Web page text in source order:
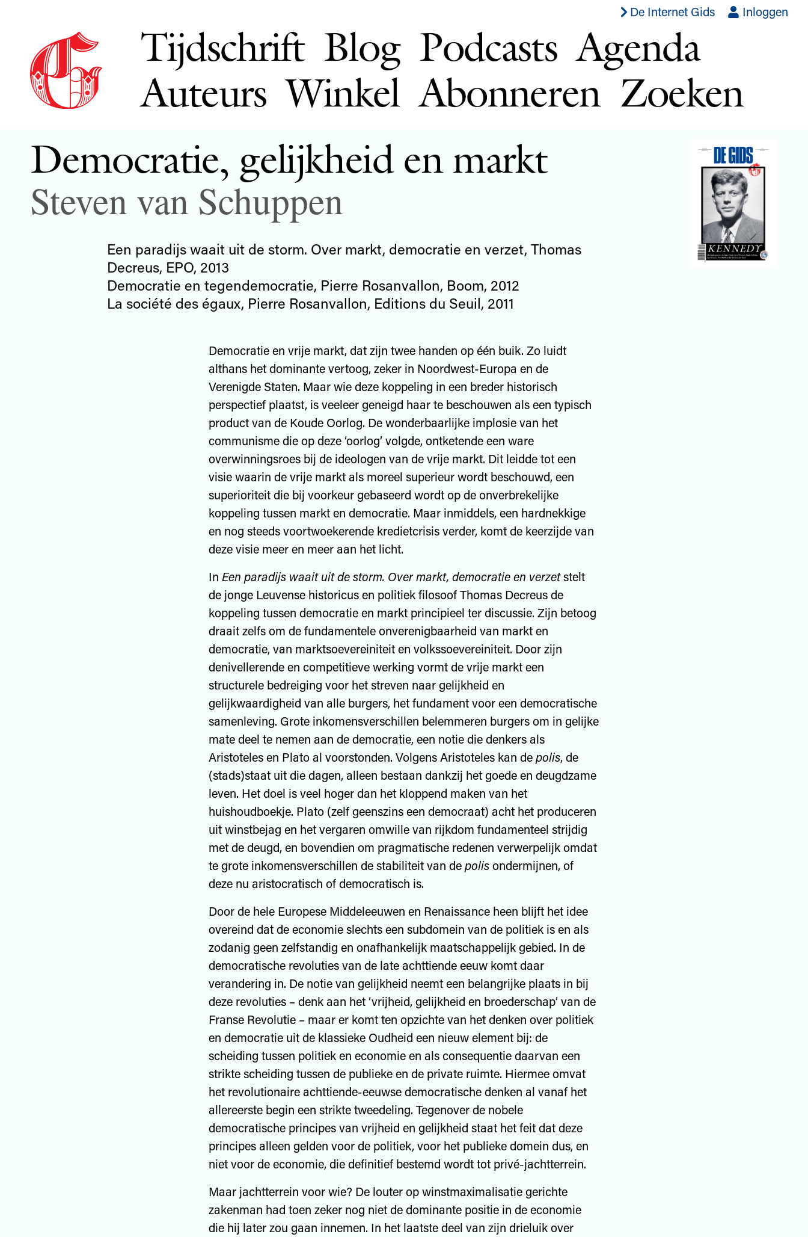
De Internet Gids Inloggen
Tijdschrift Blog Podcasts Agenda
Auteurs Winkel Abonneren Zoeken
Democratie, gelijkheid en markt
Steven van Schuppen
Een paradijs waait uit de storm. Over markt, democratie en verzet, Thomas
Decreus, EPO, 2013
Democratie en tegendemocratie, Pierre Rosanvallon, Boom, 2012
La société des égaux, Pierre Rosanvallon, Editions du Seuil, 2011
Democratie en vrije markt, dat zijn twee handen op één buik. Zo luidt
althans het dominante vertoog, zeker in Noordwest-Europa en de
Verenigde Staten. Maar wie deze koppeling in een breder historisch
perspectief plaatst, is veeleer geneigd haar te beschouwen als een typisch
product van de Koude Oorlog. De wonderbaarlijke implosie van het
communisme die op deze ‘oorlog’ volgde, ontketende een ware
overwinningsroes bij de ideologen van de vrije markt. Dit leidde tot een
visie waarin de vrije markt als moreel superieur wordt beschouwd, een
superioriteit die bij voorkeur gebaseerd wordt op de onverbrekelijke
koppeling tussen markt en democratie. Maar inmiddels, een hardnekkige
en nog steeds voortwoekerende kredietcrisis verder, komt de keerzijde van
deze visie meer en meer aan het licht.
In Een paradijs waait uit de storm. Over markt, democratie en verzetstelt
de jonge Leuvense historicus en politiek filosoof Thomas Decreus de
koppeling tussen democratie en markt principieel ter discussie. Zijn betoog
draait zelfs om de fundamentele onverenigbaarheid van markt en
democratie, van marktsoevereiniteit en volkssoevereiniteit. Door zijn
denivellerende en competitieve werking vormt de vrije markt een
structurele bedreiging voor het streven naar gelijkheid en
gelijkwaardigheid van alle burgers, het fundament voor een democratische
samenleving. Grote inkomensverschillen belemmeren burgers om in gelijke
mate deel te nemen aan de democratie, een notie die denkers als
Aristoteles en Plato al voorstonden. Volgens Aristoteles kan depolis, de
(stads)staat uit die dagen, alleen bestaan dankzij het goede en deugdzame
leven. Het doel is veel hoger dan het kloppend maken van het
huishoudboekje. Plato (zelf geenszins een democraat) acht het produceren
uit winstbejag en het vergaren omwille van rijkdom fundamenteel strijdig
met de deugd, en bovendien om pragmatische redenen verwerpelijk omdat
te grote inkomensverschillen de stabiliteit van depolisondermijnen, of
deze nu aristocratisch of democratisch is.
Door de hele Europese Middeleeuwen en Renaissance heen blijft het idee
overeind dat de economie slechts een subdomein van de politiek is en als
zodanig geen zelfstandig en onafhankelijk maatschappelijk gebied. In de
democratische revoluties van de late achttiende eeuw komt daar
verandering in. De notie van gelijkheid neemt een belangrijke plaats in bij
deze revoluties – denk aan het ‘vrijheid, gelijkheid en broederschap’ van de
Franse Revolutie – maar er komt ten opzichte van het denken over politiek
en democratie uit de klassieke Oudheid een nieuw element bij: de
scheiding tussen politiek en economie en als consequentie daarvan een
strikte scheiding tussen de publieke en de private ruimte. Hiermee omvat
het revolutionaire achttiende-eeuwse democratische denken al vanaf het
allereerste begin een strikte tweedeling. Tegenover de nobele
democratische principes van vrijheid en gelijkheid staat het feit dat deze
principes alleen gelden voor de politiek, voor het publieke domein dus, en
niet voor de economie, die definitief bestemd wordt tot privé-jachtterrein.
Maar jachtterrein voor wie? De louter op winstmaximalisatie gerichte
zakenman had toen zeker nog niet de dominante positie in de economie
die hij later zou gaan innemen. In het laatste deel van zijn drieluik over